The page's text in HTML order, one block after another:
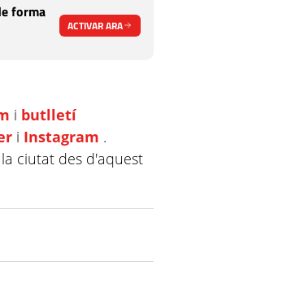
forma
ACTIVAR ARA
i butlletí
i Instagram .
ciutat des d'aquest